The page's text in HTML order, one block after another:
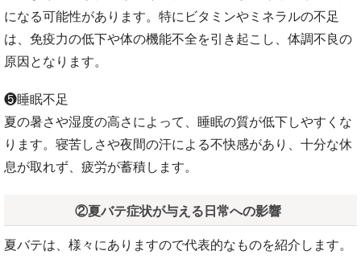
になる可能性があります。特にビタミンやミネラルの不足
は、免疫力の低下や体の機能不全を引き起こし、体調不良の
原因となります。
❺睡眠不足
夏の暑さや湿度の高さによって、睡眠の質が低下しやすくな
ります。寝苦しさや夜間の汗による不快感があり、十分な休
息が取れず、疲労が蓄積します。
②夏バテ症状が与える日常への影響
夏バテは、様々にありますので代表的なものを紹介します。